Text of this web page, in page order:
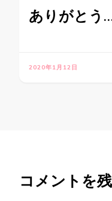
ありがとう
2020年1月12日
コメントを